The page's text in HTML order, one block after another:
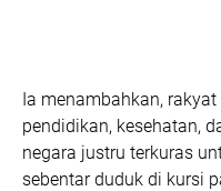
Ia menambahkan,
pendidikan, kesehatan,
negara justru terkuras
sebentar duduk di kursi